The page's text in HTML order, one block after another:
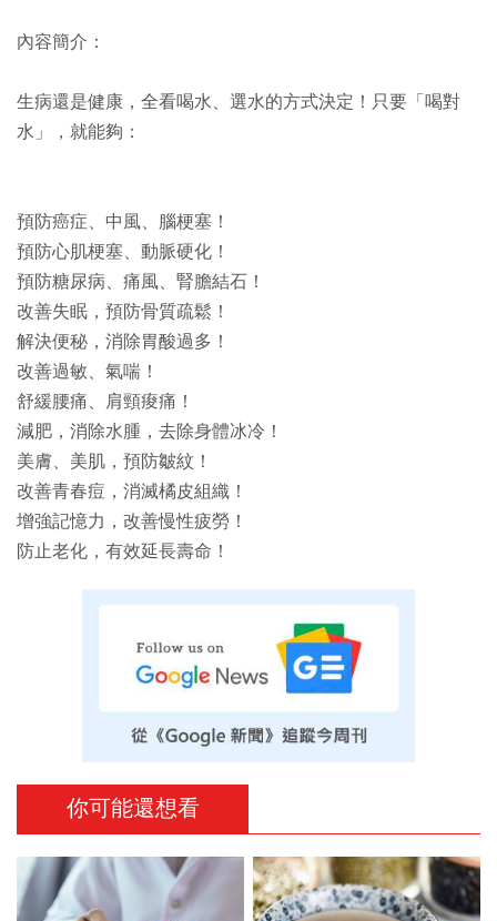
內容簡介：
生病還是健康，全看喝水、選水的方式決定！只要「喝對
水」，就能夠：
預防癌症、中風、腦梗塞！
預防心肌梗塞、動脈硬化！
預防糖尿病、痛風、腎膽結石！
改善失眠，預防骨質疏鬆！
解決便秘，消除胃酸過多！
改善過敏、氣喘！
舒緩腰痛、肩頸痠痛！
減肥，消除水腫，去除身體冰冷！
美膚、美肌，預防皺紋！
改善青春痘，消滅橘皮組織！
增強記憶力，改善慢性疲勞！
防止老化，有效延長壽命！
你可能還想看